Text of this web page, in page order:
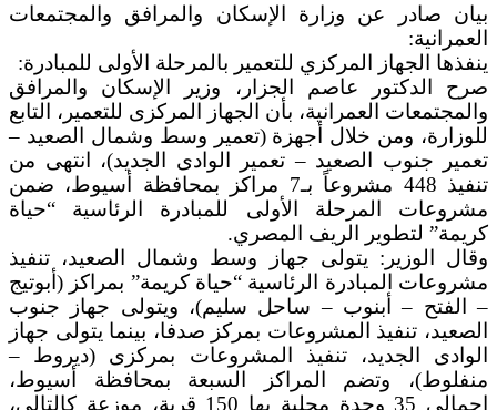
بيان صادر عن وزارة الإسكان والمرافق والمجتمعات
العمرانية:
ينفذها الجهاز المركزي للتعمير بالمرحلة الأولى للمبادرة:
صرح الدكتور عاصم الجزار، وزير الإسكان والمرافق
والمجتمعات العمرانية، بأن الجهاز المركزى للتعمير، التابع
للوزارة، ومن خلال أجهزة (تعمير وسط وشمال الصعيد –
تعمير جنوب الصعيد – تعمير الوادى الجديد)، انتهى من
تنفيذ 448 مشروعاً بـ7 مراكز بمحافظة أسيوط، ضمن
مشروعات المرحلة الأولى للمبادرة الرئاسية “حياة
كريمة” لتطوير الريف المصري.
وقال الوزير: يتولى جهاز وسط وشمال الصعيد، تنفيذ
مشروعات المبادرة الرئاسية “حياة كريمة” بمراكز (أبوتيج
– الفتح – أبنوب – ساحل سليم)، ويتولى جهاز جنوب
الصعيد، تنفيذ المشروعات بمركز صدفا، بينما يتولى جهاز
الوادى الجديد، تنفيذ المشروعات بمركزى (ديروط –
منفلوط)، وتضم المراكز السبعة بمحافظة أسيوط،
إجمالى 35 وحدة محلية بها 150 قرية، موزعة كالتالي،